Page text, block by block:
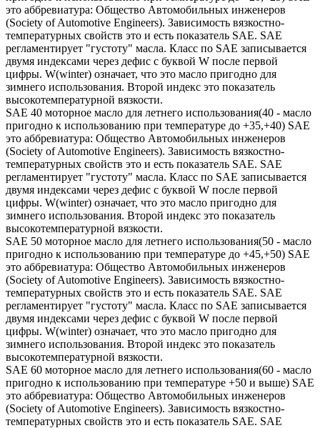
это аббревиатура: Общество Автомобильных инженеров
(Society of Automotive Engineers). Зависимость вязкостно-
температурных свойств это и есть показатель SAE. SAE
регламентирует "густоту" масла. Класс по SAE записывается
двумя индексами через дефис с буквой W после первой
цифры. W(winter) означает, что это масло пригодно для
зимнего использования. Второй индекс это показатель
высокотемпературной вязкости.
SAE 40 моторное масло для летнего использования(40 - масло
пригодно к использованию при температуре до +35,+40) SAE
это аббревиатура: Общество Автомобильных инженеров
(Society of Automotive Engineers). Зависимость вязкостно-
температурных свойств это и есть показатель SAE. SAE
регламентирует "густоту" масла. Класс по SAE записывается
двумя индексами через дефис с буквой W после первой
цифры. W(winter) означает, что это масло пригодно для
зимнего использования. Второй индекс это показатель
высокотемпературной вязкости.
SAE 50 моторное масло для летнего использования(50 - масло
пригодно к использованию при температуре до +45,+50) SAE
это аббревиатура: Общество Автомобильных инженеров
(Society of Automotive Engineers). Зависимость вязкостно-
температурных свойств это и есть показатель SAE. SAE
регламентирует "густоту" масла. Класс по SAE записывается
двумя индексами через дефис с буквой W после первой
цифры. W(winter) означает, что это масло пригодно для
зимнего использования. Второй индекс это показатель
высокотемпературной вязкости.
SAE 60 моторное масло для летнего использования(60 - масло
пригодно к использованию при температуре +50 и выше) SAE
это аббревиатура: Общество Автомобильных инженеров
(Society of Automotive Engineers). Зависимость вязкостно-
температурных свойств это и есть показатель SAE. SAE